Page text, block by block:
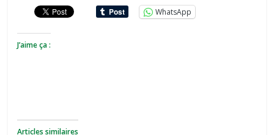
WhatsApp
J’aime ça :
Articles similaires